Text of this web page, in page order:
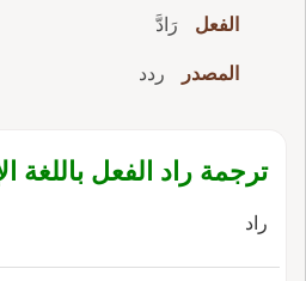
الفعل رَادَّ
المصدر ردد
ترجمة راد الفعل باللغة
راد